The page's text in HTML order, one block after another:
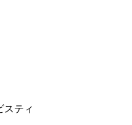
スティ